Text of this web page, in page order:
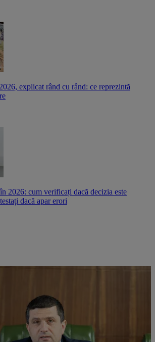
explicat rând cu rând: ce reprezintă
2026: cum verificați dacă decizia este
dacă apar erori